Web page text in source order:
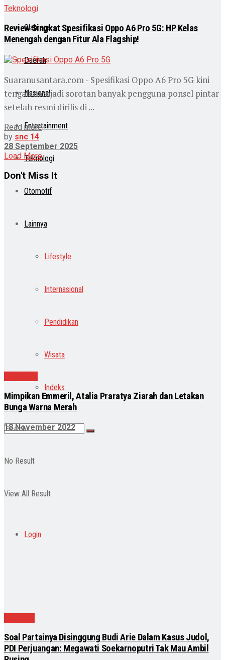
Olahraga
Daerah
Nasional
Entertainment
Teknologi
Otomotif
Lainnya
Lifestyle
Internasional
Pendidikan
Wisata
Indeks
No Result
View All Result
Login
Teknologi
Review Singkat Spesifikasi Oppo A6 Pro 5G: HP Kelas
Menengah dengan Fitur Ala Flagship!
Suaranusantara.com - Spesifikasi Oppo A6 Pro 5G kini
tengah menjadi sorotan banyak pengguna ponsel pintar
setelah resmi dirilis di ...
Read more
by snc 14
28 September 2025
Load More
Don't Miss It
Mimpikan Emmeril, Atalia Praratya Ziarah dan Letakan
Bunga Warna Merah
18 November 2022
Soal Partainya Disinggung Budi Arie Dalam Kasus Judol,
PDI Perjuangan: Megawati Soekarnoputri Tak Mau Ambil